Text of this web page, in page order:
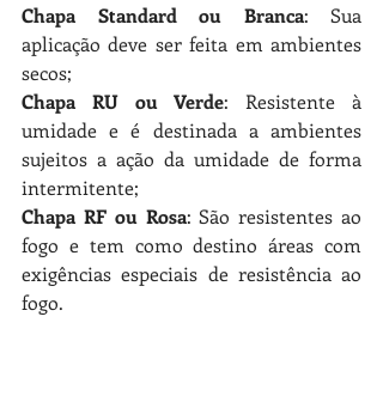
Chapa Standard ou Branca: Sua
aplicação deve ser feita em ambientes
secos;
Chapa RU ou Verde: Resistente à
umidade e é destinada a ambientes
sujeitos a ação da umidade de forma
intermitente;
Chapa RF ou Rosa: São resistentes ao
fogo e tem como destino áreas com
exigências especiais de resistência ao
fogo.